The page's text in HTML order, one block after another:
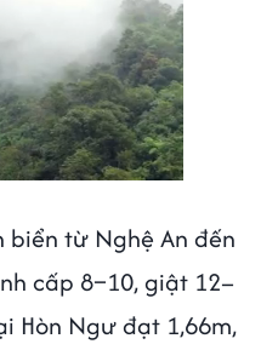
Cancel
biển từ Nghệ An đến
cấp 8–10, giật 12–
Hòn Ngư đạt 1,66m,